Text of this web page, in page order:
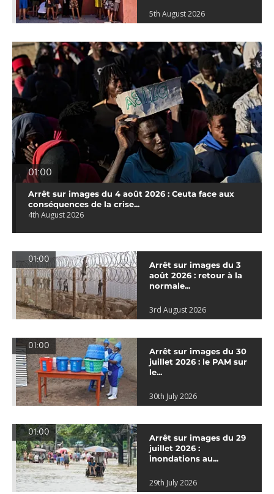
5th August 2026
01:00
Arrêt sur images du 4 août 2026 : Ceuta face aux
conséquences de la crise...
4th August 2026
01:00
Arrêt sur images du 3
août 2026 : retour à la
normale...
3rd August 2026
01:00
Arrêt sur images du 30
juillet 2026 : le PAM sur
le...
30th July 2026
01:00
Arrêt sur images du 29
juillet 2026 :
inondations au...
29th July 2026